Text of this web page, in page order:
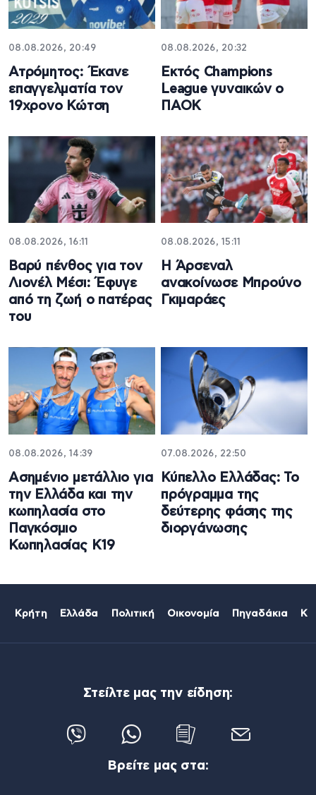
08.08.2026, 20:49
Ατρόμητος: Έκανε
επαγγελματία τον
19χρονο Κώτση
08.08.2026, 20:32
Εκτός Champions
League γυναικών ο
ΠΑΟΚ
08.08.2026, 16:11
Βαρύ πένθος για τον
Λιονέλ Μέσι: Έφυγε
από τη ζωή ο πατέρας
του
08.08.2026, 15:11
Η Άρσεναλ
ανακοίνωσε Μπρούνο
Γκιμαράες
08.08.2026, 14:39
Ασημένιο μετάλλιο για
την Ελλάδα και την
κωπηλασία στο
Παγκόσμιο
Κωπηλασίας Κ19
07.08.2026, 22:50
Κύπελλο Ελλάδας: Το
πρόγραμμα της
δεύτερης φάσης της
διοργάνωσης
Κρήτη Ελλάδα Πολιτική Οικονομία Πηγαδάκια
Στείλτε μας την είδηση:
Βρείτε μας στα: